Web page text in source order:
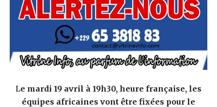
Le mardi 19 avril à 19h30, heure française, les
équipes africaines vont être fixées pour le